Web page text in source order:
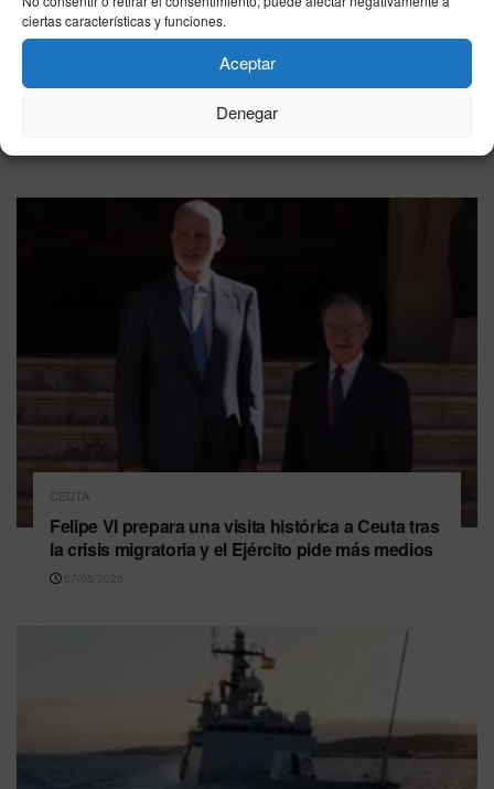
ciertas características y funciones.
Aceptar
Denegar
CEUTA
Solidaridad denuncia una gestión “nefasta” del
CEUTA
Felipe VI prepara una visita histórica a Ceuta tras
la crisis migratoria y el Ejército pide más medios
07/08/2026